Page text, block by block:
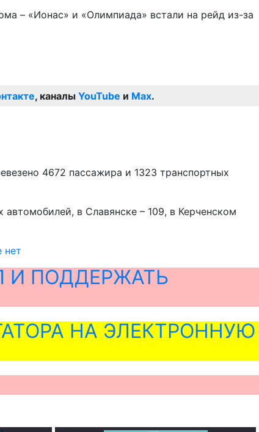
– «Ионас» и «Олимпиада» встали на рейд из-за
, каналы YouTube и Max.
4672 пассажира и 1323 транспортных
в Славянске – 109, в Керченском
нет
И ПОДДЕРЖАТЬ
НА ЭЛЕКТРОННУЮ